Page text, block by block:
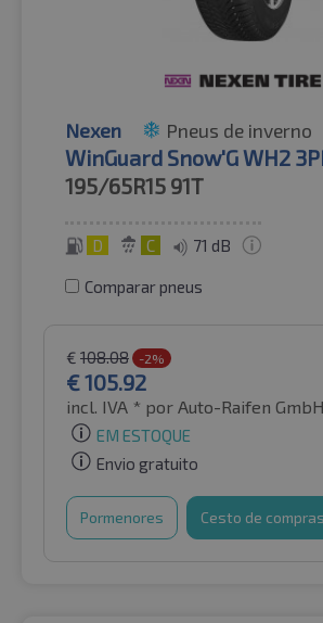
Nexen Pneus de inverno
WinGuard Snow'G WH2
195/65R15 91T
D C 71 dB
Comparar pneus
€ 108.08 -2%
€105.92
incl. IVA * por Auto-Raifen GmbH
EM ESTOQUE
Envio gratuito
Pormenores Cesto de compras